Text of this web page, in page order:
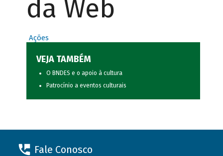
da Web
Ações
VEJA TAMBÉM
O BNDES e o apoio à cultura
Patrocínio a eventos culturais
Fale Conosco